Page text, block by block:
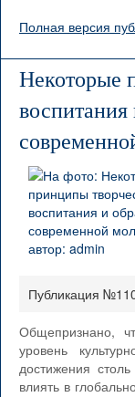
Полная версия
Некоторые
воспитания
Публикация
Общепризнано,
уровень
достижения
влиять в